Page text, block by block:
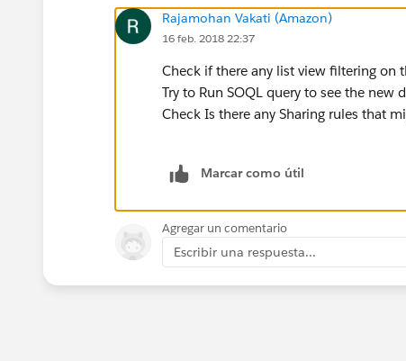
Rajamohan Vakati (Amazon)
16 feb. 2018 22:37
Check if there any list view filtering on
Try to Run SOQL query to see the new
Check Is there any Sharing rules that
Marcar como útil
Agregar un comentario
Escribir una respuesta...